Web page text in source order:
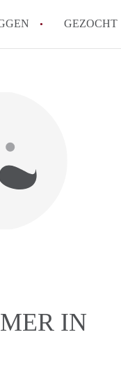
GEZOCHT
Alle veelgestelde vragen
IN